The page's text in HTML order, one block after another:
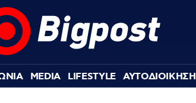
MEDIA LIFESTYLE ΑΥΤΟΔΙΟΙΚΗΣΗ